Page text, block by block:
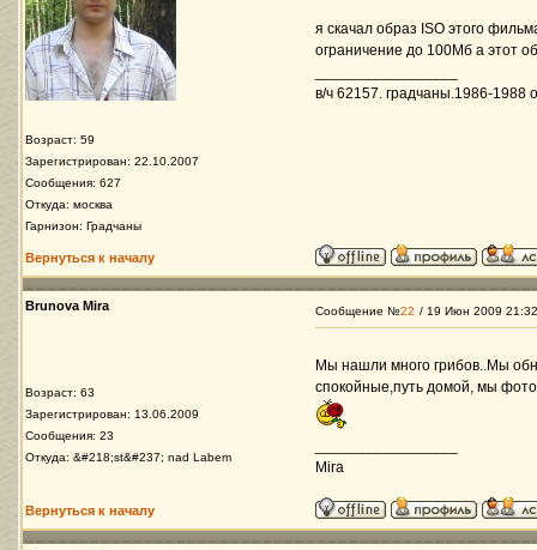
Возраст: 59
Зарегистрирован: 22.10.2007
Сообщения: 627
Откуда: москва
Гарнизон: Градчаны
я скачал образ ISO этого
ограничение до 100Мб а этот
в/ч 62157. градчаны.1986-1988
Вернуться к началу
Brunova Mira
Возраст: 63
Зарегистрирован: 13.06.2009
Сообщения: 23
Откуда: &#218;st&#237; nad Labem
Сообщение №22 / 19 Июн 2009 21:32
Мы нашли много грибов..Мы
спокойные,путь домой, мы
Mira
Вернуться к началу